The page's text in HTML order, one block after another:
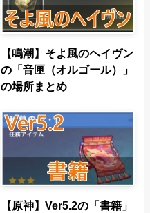
【鳴潮】そよ風のヘイヴン
の「音匣（オルゴール）」
の場所まとめ
【原神】Ver5.2の「書籍」